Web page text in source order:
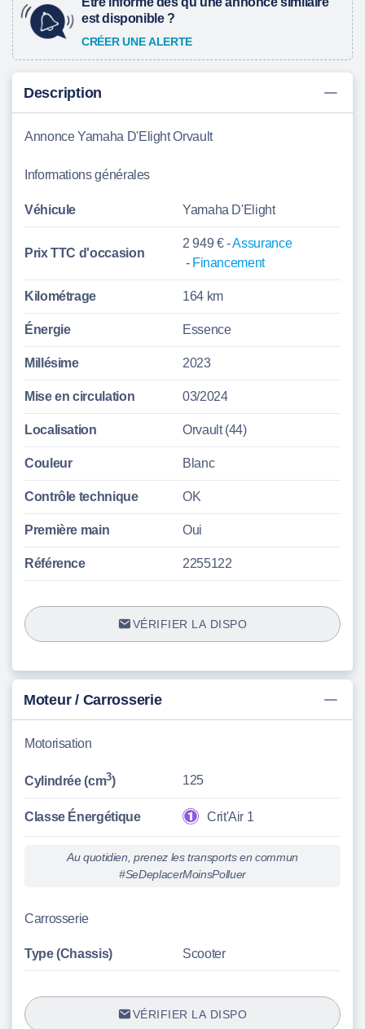
est disponible ?
CRÉER UNE ALERTE
Description
Annonce Yamaha D'Elight Orvault
Informations générales
Véhicule Yamaha D'Elight
Prix TTC d'occasion
2 949 € -Assurance
- Financement
Kilométrage 164 km
Énergie Essence
Millésime 2023
Mise en circulation 03/2024
Localisation Orvault (44)
Couleur Blanc
Contrôle technique OK
Première main Oui
Référence 2255122
VÉRIFIER LA DISPO
Moteur / Carrosserie
Motorisation
Cylindrée (cm3) 125
Classe Énergétique Crit'Air 1
Au quotidien, prenez les transports en commun
#SeDeplacerMoinsPolluer
Carrosserie
Type (Chassis) Scooter
VÉRIFIER LA DISPO